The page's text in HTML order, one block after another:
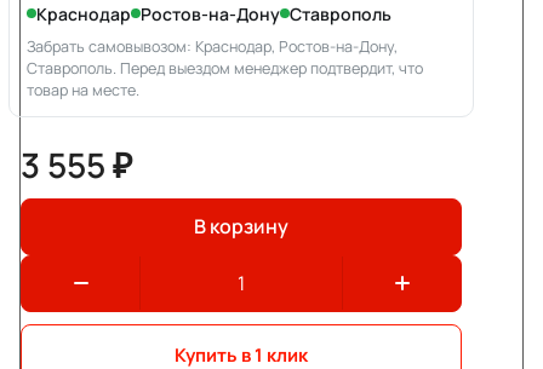
Краснодар Ростов-на-Дону Ставрополь
Забрать самовывозом: Краснодар, Ростов-на-Дону,
Ставрополь. Перед выездом менеджер подтвердит, что
товар на месте.
3 555 ₽
В корзину
Купить в 1 клик